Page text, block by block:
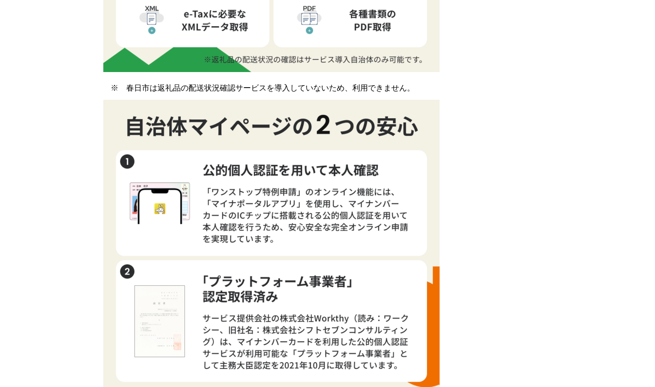
※ 春日市は返礼品の配送状況確認サービスを導入していないため、利用できません。